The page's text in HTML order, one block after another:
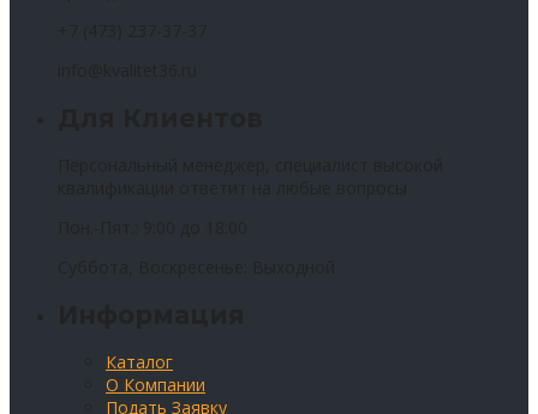
Каталог
О Компании
Подать Заявку